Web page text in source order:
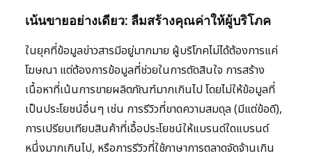
เน้นขายอย่างเดียว: ลืมสร้างคุณค่าให้ผู้บริโภค
ในยุคที่ข้อมูลข่าวสารมีอยู่มากมาย ผู้บริโภคไม่ได้ต้องการแค่
โฆษณา แต่ต้องการข้อมูลที่ช่วยในการตัดสินใจ การสร้าง
เนื้อหาที่เน้นการขายผลิตภัณฑ์มากเกินไป โดยไม่ให้ข้อมูลที่
เป็นประโยชน์อื่นๆ เช่น การรีวิวที่ขาดความสมดุล (มีแต่ข้อดี),
การเปรียบเทียบสินค้าที่เอื้อประโยชน์ให้แบรนด์ใดแบรนด์
หนึ่งมากเกินไป, หรือการรีวิวที่ใช้ภาษาการตลาดจัดจ้านเกิน